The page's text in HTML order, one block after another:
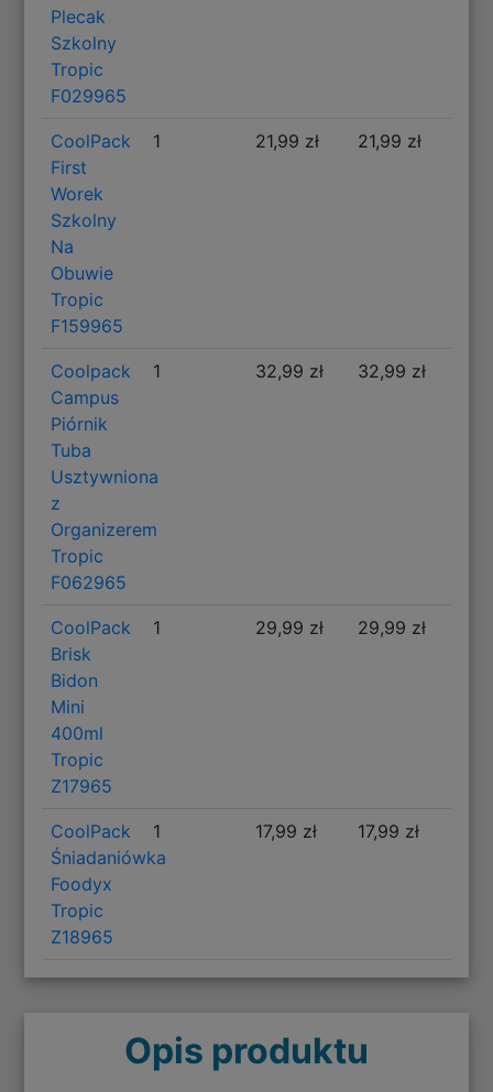
Plecak
Szkolny
Tropic
F029965
CoolPack
First
Worek
Szkolny
Na
Obuwie
Tropic
F159965
1 21,99 zł 21,99 zł
Coolpack
Campus
Piórnik
Tuba
Usztywniona
z
Organizerem
Tropic
F062965
1 32,99 zł 32,99 zł
CoolPack
Brisk
Bidon
Mini
400ml
Tropic
Z17965
1 29,99 zł 29,99 zł
CoolPack
Śniadaniówka
Foodyx
Tropic
Z18965
1 17,99 zł 17,99 zł
Opis produktu